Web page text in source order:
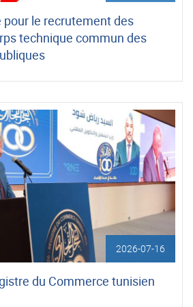
pour le recrutement des
technique commun des
2026-07-16
du Commerce tunisien